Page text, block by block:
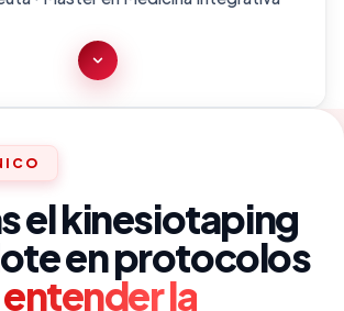
Posgrado y Terapeuta en
EUA. Máster en
por la Universidad
Master en
el kinesiotaping
en protocolos
la